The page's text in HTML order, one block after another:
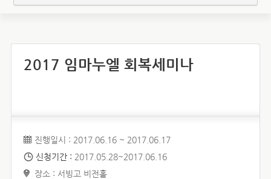
2017 임마누엘 회복세미나
진행일시 : 2017.06.16 ~ 2017.06.17
신청기간 : 2017.05.28~2017.06.16
장소 : 서빙고 비전홀